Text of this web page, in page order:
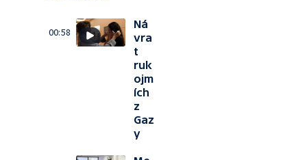
00:58
Ná
vra
t
ruk
ojm
ích
z
Gaz
y